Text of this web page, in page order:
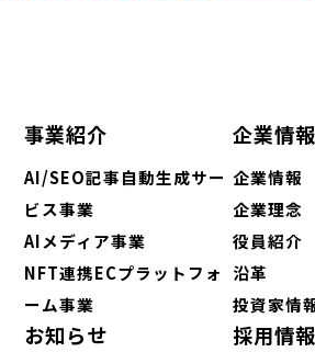
事業紹介
AI/SEO記事自動生成サー
ビス事業
AIメディア事業
NFT連携ECプラットフォ
ーム事業
企業情報
企業情報
企業理念
役員紹介
沿革
投資家情
お知らせ 採用情報